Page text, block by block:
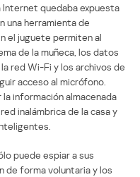
Internet quedaba expuesta
una herramienta de
el juguete permiten al
de la muñeca, los datos
red Wi-Fi y los archivos de
acceso al micrófono.
información almacenada
inalámbrica de la casa y
puede espiar a sus
de forma voluntaria y los